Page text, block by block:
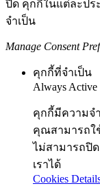
ปิด คุกกี้ในแต่ละปร
จำเป็น
Manage Consent
คุกกี้ที่จำเป็น
Always Active
คุกกี้มีความจ
คุณสามารถใ
ไม่สามารถปิ
เราได้
Cookies